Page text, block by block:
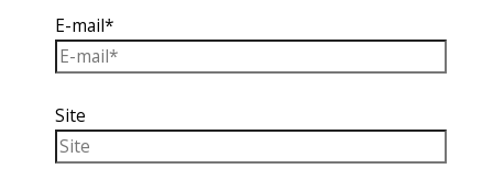
E-mail*
Site